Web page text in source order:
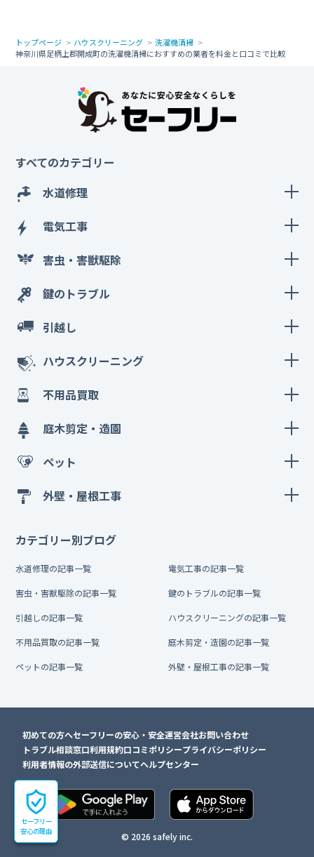
トップページ ハウスクリーニング
洗濯機清掃
神奈川県足柄上郡開成町の洗濯機清掃におすすめの業者を料金と口コミで比較
セーフリー
安心の理由
すべてのカテゴリー
水道修理
電気工事
害虫・害獣駆除
鍵のトラブル
引越し
ハウスクリーニング
不用品買取
庭木剪定・造園
ペット
外壁・屋根工事
カテゴリー別ブログ
水道修理の記事一覧 電気工事の記事一覧
害虫・害獣駆除の記事一覧 鍵のトラブルの記事一覧
引越しの記事一覧 ハウスクリーニングの記事一覧
不用品買取の記事一覧 庭木剪定・造園の記事一覧
ペットの記事一覧 外壁・屋根工事の記事一覧
初めての方へセーフリーの安心・安全運営会社お問い合わせ
トラブル相談窓口利用規約口コミポリシープライバシーポリシー
利用者情報の外部送信についてヘルプセンター
© 2026 safely inc.